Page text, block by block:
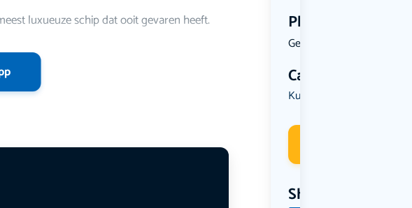
Plekken
Geen limiet
Categorie
Kunst & Cultuur
Share
luxueuze schip dat ooit gevaren heeft.